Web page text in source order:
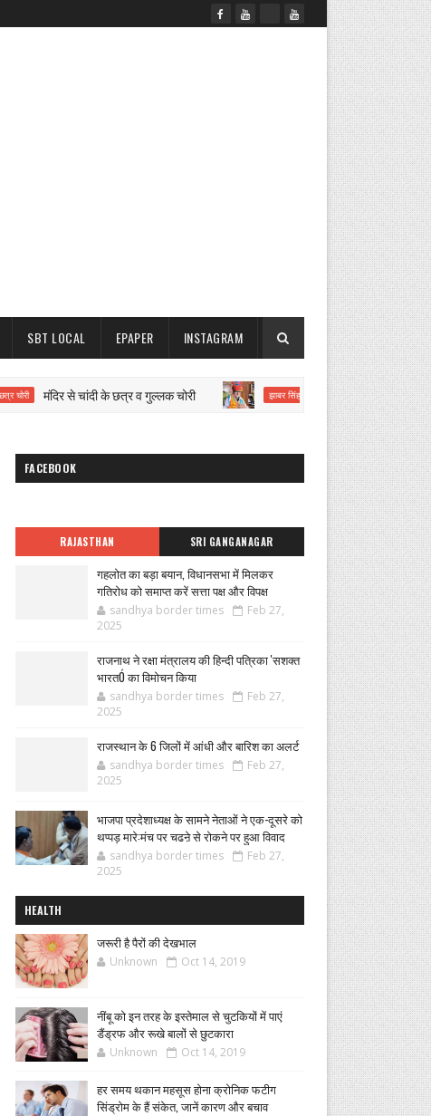
SBT LOCAL EPAPER INSTAGRAM
मंदिर से चांदी के छत्र व गुल्लक चोरी झाबर सिंह खर्रा इस बार भी पार्षद चुनेंगे मेयर
FACEBOOK
RAJASTHAN SRI GANGANAGAR
गहलोत का बड़ा बयान, विधानसभा में मिलकर
गतिरोध को समाप्त करें सत्ता पक्ष और विपक्ष
sandhya border times
Feb 27,
2025
राजनाथ ने रक्षा मंत्रालय की हिन्दी पत्रिका 'सशक्त
भारतÓ का विमोचन किया
sandhya border times
Feb 27,
2025
राजस्थान के 6 जिलों में आंधी और बारिश का अलर्ट
sandhya border times
Feb 27,
2025
भाजपा प्रदेशाध्यक्ष के सामने नेताओं ने एक-दूसरे को
थप्पड़ मारे:मंच पर चढऩे से रोकने पर हुआ विवाद
sandhya border times
Feb 27,
2025
HEALTH
जरूरी है पैरों की देखभाल
Unknown Oct 14, 2019
नींबू को इन तरह के इस्तेमाल से चुटकियों में पाएं
डैंड्रफ और रूखे बालों से छुटकारा
Unknown Oct 14, 2019
हर समय थकान महसूस होना क्रोनिक फटीग
सिंड्रोम के हैं संकेत, जानें कारण और बचाव